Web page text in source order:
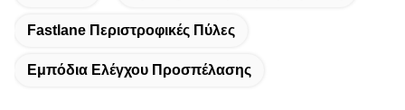
Fastlane Περιστροφικές Πύλες
Εμπόδια Ελέγχου Προσπέλασης